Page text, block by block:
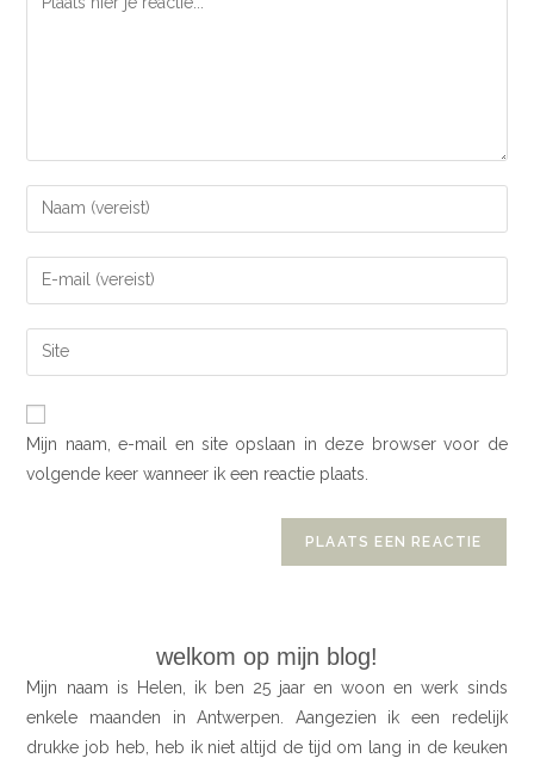
Mijn naam, e-mail en site opslaan in deze browser voor de
volgende keer wanneer ik een reactie plaats.
welkom op mijn blog!
Mijn naam is Helen, ik ben 25 jaar en woon en werk sinds
enkele maanden in Antwerpen. Aangezien ik een redelijk
drukke job heb, heb ik niet altijd de tijd om lang in de keuken